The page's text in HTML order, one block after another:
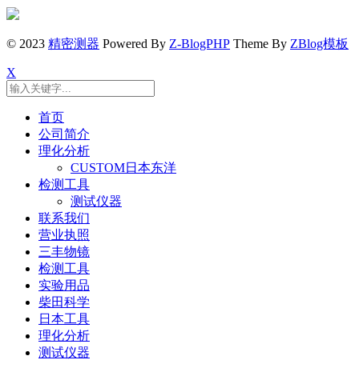
© 2023 精密测器 Powered By Z-BlogPHP Theme By ZBlog模板
X
首页
公司简介
理化分析
CUSTOM日本东洋
检测工具
测试仪器
联系我们
营业执照
三丰物镜
检测工具
实验用品
柴田科学
日本工具
理化分析
测试仪器